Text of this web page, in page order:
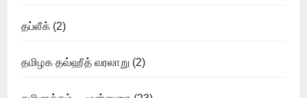
தப்லீக்(2)
தமிழக தவ்ஹீத் வரலாறு (2)